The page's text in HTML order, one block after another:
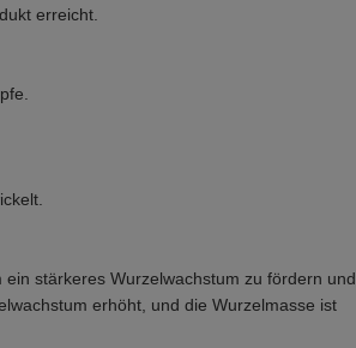
erreicht.
stärkeres Wurzelwachstum zu fördern und
erhöht, und die Wurzelmasse ist